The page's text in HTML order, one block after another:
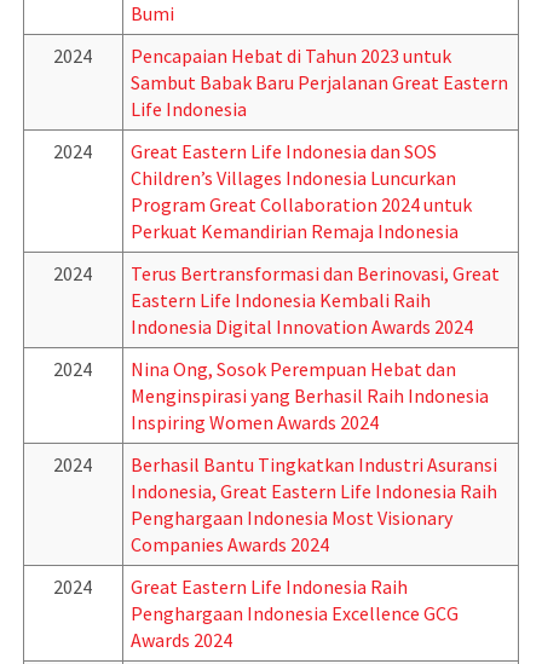
Bumi
2024
Pencapaian Hebat di Tahun 2023 untuk
Sambut Babak Baru Perjalanan Great Eastern
Life Indonesia
2024
Great Eastern Life Indonesia dan SOS
Children’s Villages Indonesia Luncurkan
Program Great Collaboration 2024 untuk
Perkuat Kemandirian Remaja Indonesia
2024
Terus Bertransformasi dan Berinovasi, Great
Eastern Life Indonesia Kembali Raih
Indonesia Digital Innovation Awards 2024
2024
Nina Ong, Sosok Perempuan Hebat dan
Menginspirasi yang Berhasil Raih Indonesia
Inspiring Women Awards 2024
2024
Berhasil Bantu Tingkatkan Industri Asuransi
Indonesia, Great Eastern Life Indonesia Raih
Penghargaan Indonesia Most Visionary
Companies Awards 2024
2024
Great Eastern Life Indonesia Raih
Penghargaan Indonesia Excellence GCG
Awards 2024